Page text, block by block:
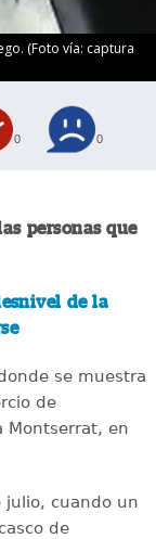
(Foto vía: captura
0 0
personas que
de la
se muestra
de
Montserrat, en
julio, cuando un
de